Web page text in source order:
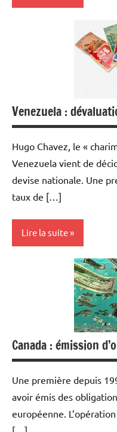
Transports
Venezuela :
Hugo Chavez, le «
Venezuela vient de
devise nationale. Une
taux de […]
Lire la suite
premières
Monétaire
Canada : émission
Une première depuis
avoir émis des
européenne.